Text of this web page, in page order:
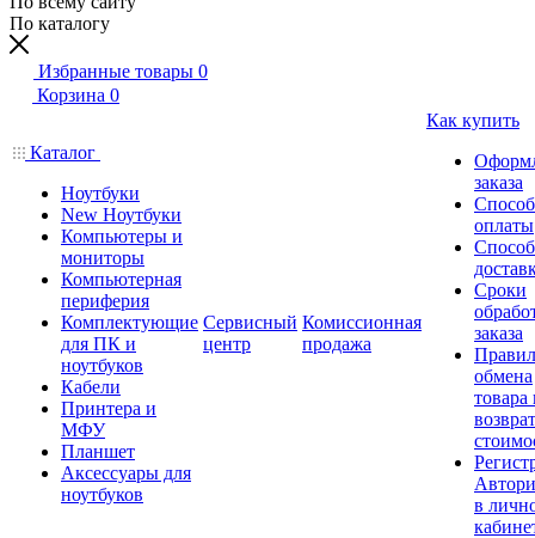
По каталогу
Избранные товары 0
Корзина 0
Каталог
Ноутбуки
New Ноутбуки
Компьютеры и
мониторы
Компьютерная
периферия
Комплектующие
для ПК и
ноутбуков
Кабели
Принтера и
МФУ
Планшет
Аксессуары для
ноутбуков
Сервисный
центр
Комиссионная
продажа
Как купить
заказа
оплаты
Сроки
заказа
обмена
товара
в